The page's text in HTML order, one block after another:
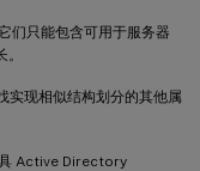
们只能包含可用于服务器
实现相似结构划分的其他属
Active Directory